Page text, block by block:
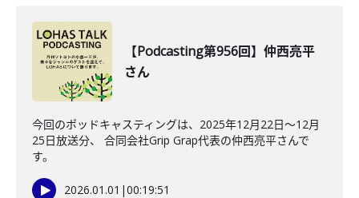
【Podcasting第956回】仲西亮平
さん
今回のポッドキャスティングは、2025年12月22日〜12月
25日放送分、 合同会社Grip Grap代表の仲西亮平さんで
す。
2026.01.01 |00:19:51